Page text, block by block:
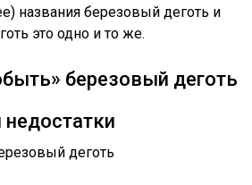
названия березовый деготь и
это одно и то же.
березовый деготь
деготь